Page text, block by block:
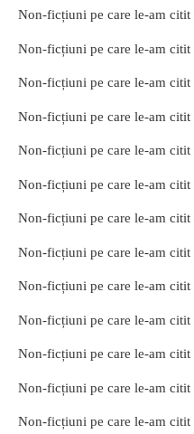
Non-ficțiuni pe care le-am
Non-ficțiuni pe care le-am citit
Non-ficțiuni pe care le-am citit
Non-ficțiuni pe care le-am citit
Non-ficțiuni pe care le-am citit
Non-ficțiuni pe care le-am citit
Non-ficțiuni pe care le-am
Non-ficțiuni pe care le-am citit
Non-ficțiuni pe care le-am citit
Non-ficțiuni pe care le-am citit
Non-ficțiuni pe care le-am citit
Non-ficțiuni pe care le-am citit
Non-ficțiuni pe care le-am citit